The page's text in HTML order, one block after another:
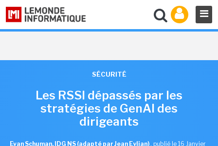
SÉCURITÉ
Les RSSI dépassés par les
stratégies de GenAI des
dirigeants
Evan Schuman, IDG NS (adapté par Jean Eylian) , publié le 16 Janvier